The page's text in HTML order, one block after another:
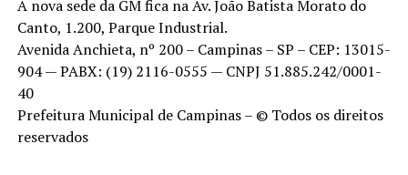
A nova sede da GM fica na Av. João Batista Morato do
Canto, 1.200, Parque Industrial.
Avenida Anchieta, nº 200 – Campinas – SP – CEP: 13015-
904 — PABX: (19) 2116-0555 — CNPJ 51.885.242/0001-
40
Prefeitura Municipal de Campinas – © Todos os direitos
reservados